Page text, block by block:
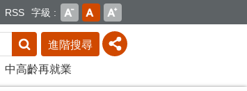
RSS 字級
進階搜尋
中高齡再就業